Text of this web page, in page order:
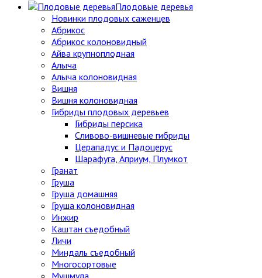
Плодовые деревья
Новинки плодовых саженцев
Абрикос
Абрикос колоновидный
Айва крупноплодная
Алыча
Алыча колоновидная
Вишня
Вишня колоновидная
Гибриды плодовых деревьев
Гибриды персика
Сливово-вишневые гибриды
Церападус и Падоцерус
Шарафуга, Априум, Плумкот
Гранат
Груша
Груша домашняя
Груша колоновидная
Инжир
Каштан съедобный
Личи
Миндаль съедобный
Многосортовые